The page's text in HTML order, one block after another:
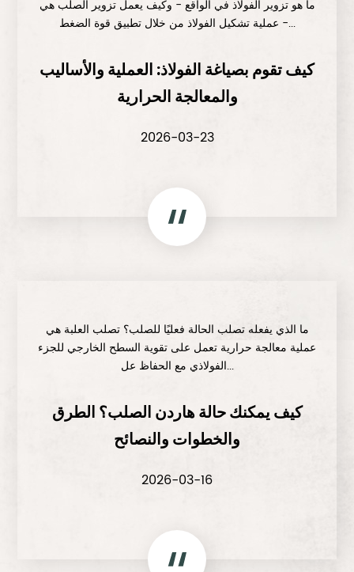
ما هو تزوير الفولاذ في الواقع - وكيف يعمل تزوير الصلب هي
عملية تشكيل الفولاذ من خلال تطبيق قوة الضغط -...
كيف تقوم بصياغة الفولاذ: العملية والأساليب
والمعالجة الحرارية
2026-03-23
ما الذي يفعله تصلب الحالة فعليًا للصلب؟ تصلب العلبة هي
عملية معالجة حرارية تعمل على تقوية السطح الخارجي للجزء
الفولاذي مع الحفاظ عل...
كيف يمكنك حالة هاردن الصلب؟ الطرق
والخطوات والنصائح
2026-03-16